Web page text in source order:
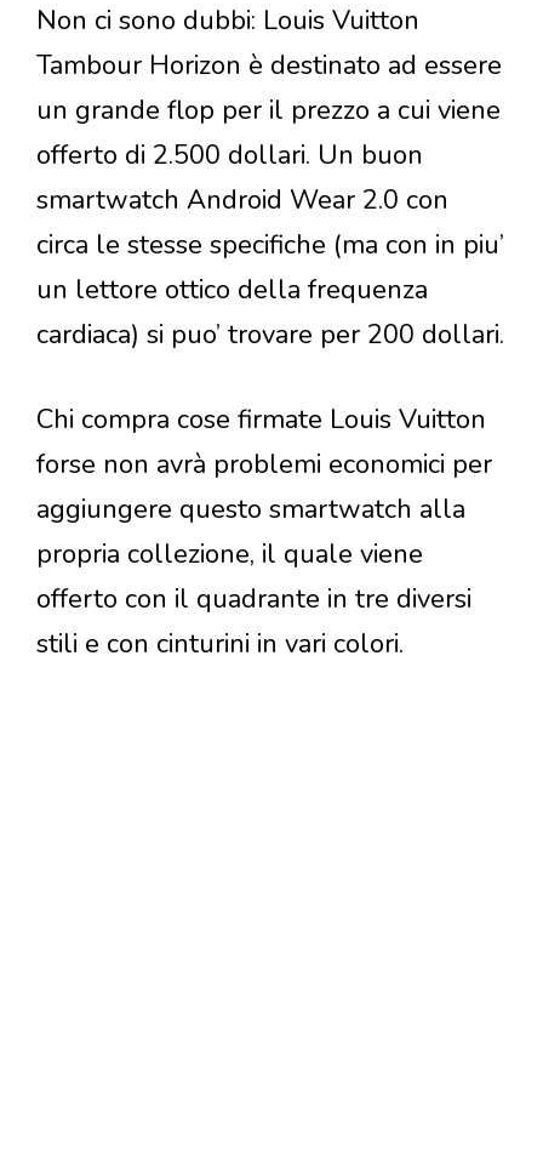
Non ci sono dubbi: Louis Vuitton
Tambour Horizon è destinato ad essere
un grande flop per il prezzo a cui viene
offerto di 2.500 dollari. Un buon
smartwatch Android Wear 2.0 con
circa le stesse specifiche (ma con in piu’
un lettore ottico della frequenza
cardiaca) si puo’ trovare per 200 dollari.
Chi compra cose firmate Louis Vuitton
forse non avrà problemi economici per
aggiungere questo smartwatch alla
propria collezione, il quale viene
offerto con il quadrante in tre diversi
stili e con cinturini in vari colori.